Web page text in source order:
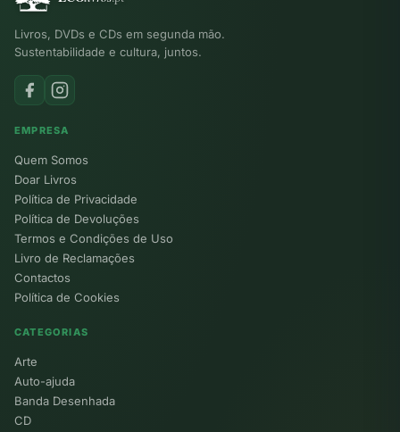
Livros, DVDs e CDs em segunda mão.
Sustentabilidade e cultura, juntos.
EMPRESA
Quem Somos
Doar Livros
Política de Privacidade
Política de Devoluções
Termos e Condições de Uso
Livro de Reclamações
Contactos
Política de Cookies
CATEGORIAS
Arte
Auto-ajuda
Banda Desenhada
CD